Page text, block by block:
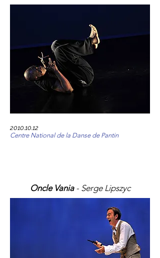
2010.10.12
Centre National de la Danse de Pantin
Oncle Vania- Serge Lipszyc